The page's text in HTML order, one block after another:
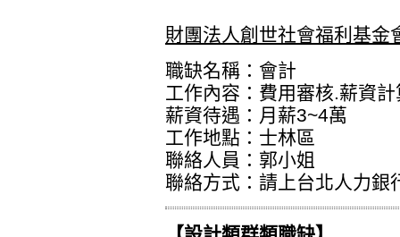
財團法人創世社會福利基金
職缺名稱：會計
工作內容：費用審核.薪資計
薪資待遇：月薪3~4萬
工作地點：士林區
聯絡人員：郭小姐
聯絡方式： 請上台北人力銀